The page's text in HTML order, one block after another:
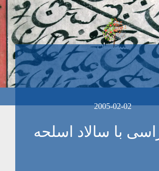
2005-02-02
با سالاد اسلحه